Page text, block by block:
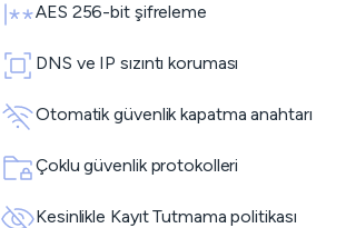
AES 256-bit şifreleme
DNS ve IP sızıntı koruması
Otomatik güvenlik kapatma anahtarı
Çoklu güvenlik protokolleri
Kesinlikle Kayıt Tutmama politikası